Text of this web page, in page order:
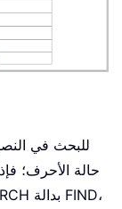
حالة الأحرف؛